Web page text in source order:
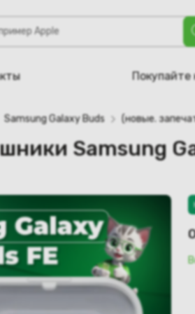
Покупайте
Galaxy Buds 3 FE (серый)
Samsung Galaxy Buds (новые.
Samsung